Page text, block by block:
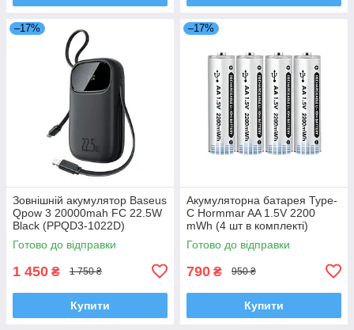
–17%
Зовнішній акумулятор Baseus
Qpow 3 20000mah FC 22.5W
Black (PPQD3-1022D)
Готово до відправки
1 450 ₴ 1 750 ₴
Купити
–17%
Акумуляторна батарея Type-
C Hormmar AA 1.5V 2200
mWh (4 шт в комплекті)
Готово до відправки
790 ₴ 950 ₴
Купити